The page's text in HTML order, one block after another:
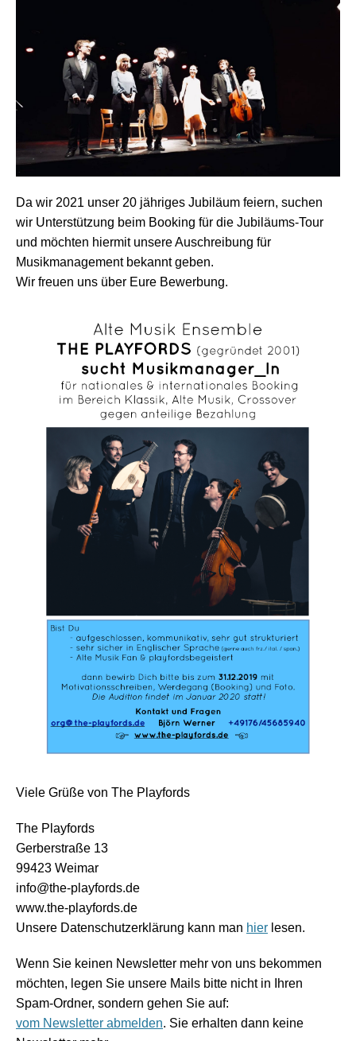
Da wir 2021 unser 20 jähriges Jubiläum feiern, suchen
wir Unterstützung beim Booking für die Jubiläums-Tour
und möchten hiermit unsere Auschreibung für
Musikmanagement bekannt geben.
Wir freuen uns über Eure Bewerbung.
Viele Grüße von The Playfords
The Playfords
Gerberstraße 13
99423 Weimar
info@the-playfords.de
www.the-playfords.de
Unsere Datenschutzerklärung kann man hier lesen.
Wenn Sie keinen Newsletter mehr von uns bekommen
möchten, legen Sie unsere Mails bitte nicht in Ihren
Spam-Ordner, sondern gehen Sie auf:
vom Newsletter abmelden. Sie erhalten dann keine